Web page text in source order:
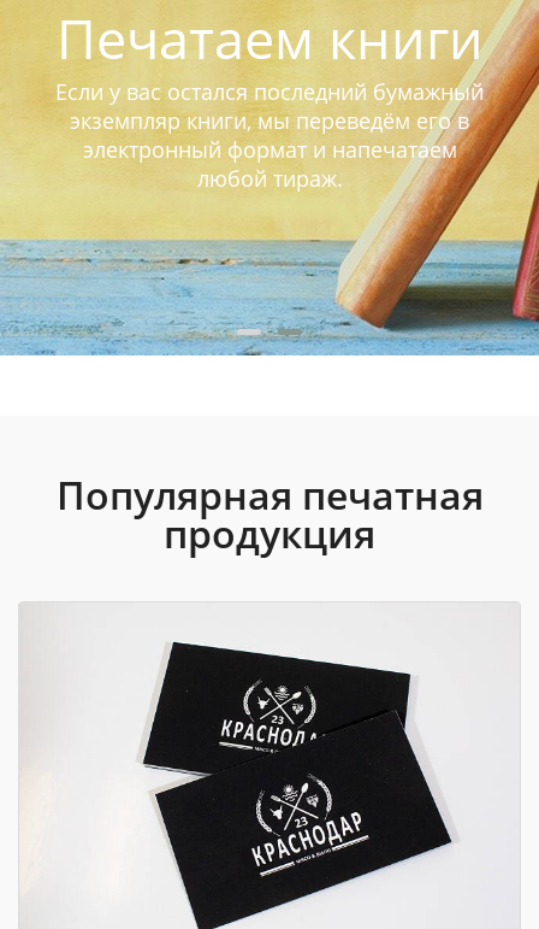
Печатаем книги
Если у вас остался последний бумажный
экземпляр книги, мы переведём его в
электронный формат и напечатаем
любой тираж.
Популярная печатная
продукция